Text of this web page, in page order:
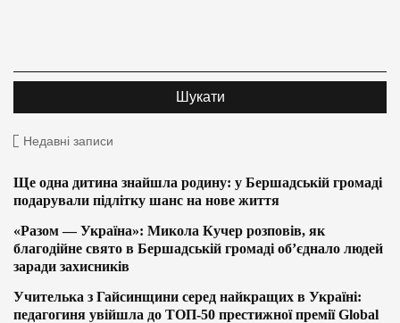
Недавні записи
Ще одна дитина знайшла родину: у Бершадській громаді
подарували підлітку шанс на нове життя
«Разом — Україна»: Микола Кучер розповів, як
благодійне свято в Бершадській громаді об’єднало людей
заради захисників
Учителька з Гайсинщини серед найкращих в Україні:
педагогиня увійшла до ТОП-50 престижної премії Global